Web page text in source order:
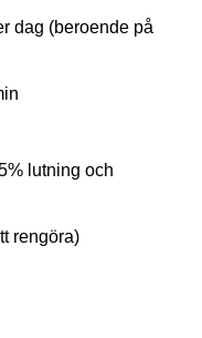
dag (beroende på
lutning och
rengöra)